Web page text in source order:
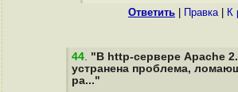
Ответить Правка| К
44. "В http-сервере Apache
устранена проблема,
ра..."